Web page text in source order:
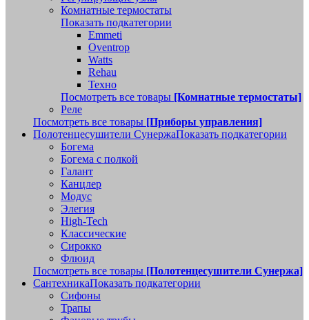
Комнатные термостаты
Показать подкатегории
Emmeti
Oventrop
Watts
Rehau
Техно
Посмотреть все товары [Комнатные термостаты]
Реле
Посмотреть все товары [Приборы управления]
Полотенцесушители СунержаПоказать подкатегории
Богема
Богема с полкой
Галант
Канцлер
Модус
Элегия
High-Tech
Классические
Сирокко
Флюид
Посмотреть все товары [Полотенцесушители Сунержа]
СантехникаПоказать подкатегории
Сифоны
Трапы